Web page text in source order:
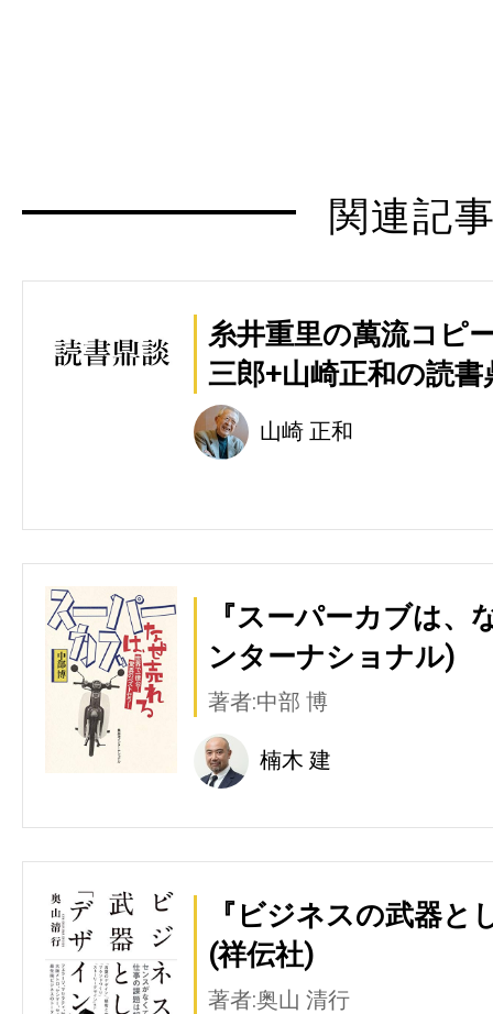
関連記
糸井重里の萬流コピ
三郎+山崎正和の読書
山崎 正和
『スーパーカブは、
ンターナショナル)
著者:中部 博
楠木 建
『ビジネスの武器と
(祥伝社)
著者:奥山 清行